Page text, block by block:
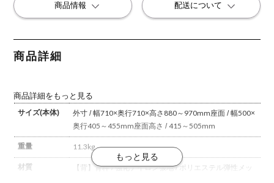
商品詳細
商品詳細をもっと見る
サイズ(本体)
外寸 / 幅710×奥行710×高さ880～970mm座面 / 幅500×
奥行405～455mm座面高さ / 415～505mm
重量 11.3kg
材質 【背】背枠 / 強化ナイロン張地 / ポリエステル弾性メッ
商品情報 配送について